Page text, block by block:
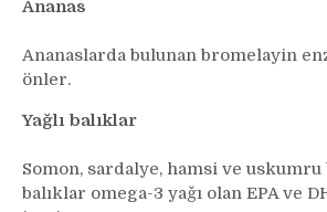
yok
Ananas
Ananaslarda bulunan bromelayin
önler.
Yağlı balıklar
Somon, sardalye, hamsi ve uskumru
balıklar omega-3 yağı olan EPA ve